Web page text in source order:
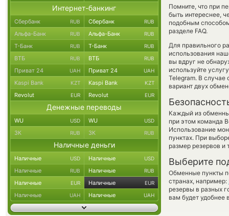
Помните, что при
быть интереснее,
подобным
разделе FAQ.
Для правильного
использования
вы вдруг не
используйте
Telegram. В
вариант двух
Каждый из
при этом команда
Использование
пунктах. При
размер резервов и
Выберите
Обменные пункты
странах, например:
резервы в разных
вам будет удобнее
Интернет-банкинг
Сбербанк RUB Сбербанк RUB
Альфа-Банк RUB Альфа-Банк RUB
Т-Банк RUB Т-Банк RUB
ВТБ RUB ВТБ RUB
Приват 24 UAH Приват 24 UAH
Kaspi Bank KZT Kaspi Bank KZT
Revolut EUR Revolut EUR
Денежные переводы
WU USD WU USD
ЗК RUB ЗК RUB
Наличные деньги
Наличные USD Наличные USD
Наличные RUB Наличные RUB
Наличные EUR Наличные EUR
Наличные UAH Наличные UAH